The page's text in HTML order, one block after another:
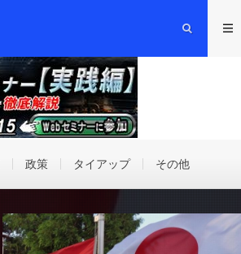
政策 タイアップ その他